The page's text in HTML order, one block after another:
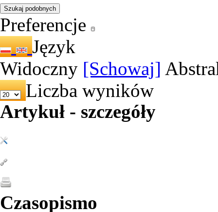
Preferencje
Język
Widoczny [Schowaj]
Liczba wyników
Artykuł - szczegóły
Czasopismo